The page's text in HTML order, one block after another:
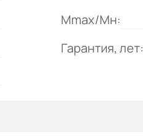
Mmax/Mн:
Гарантия, лет: